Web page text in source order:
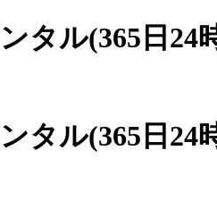
タル(365日24
タル(365日24